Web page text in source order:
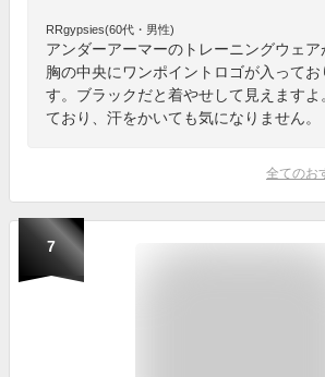
RRgypsies(60代・男性)
アンダーアーマーのトレーニングウェア
胸の中央にワンポイントロゴが入って
す。ブラックだと着やせして見えます
ており、汗をかいても気になりません。
全てのお
7